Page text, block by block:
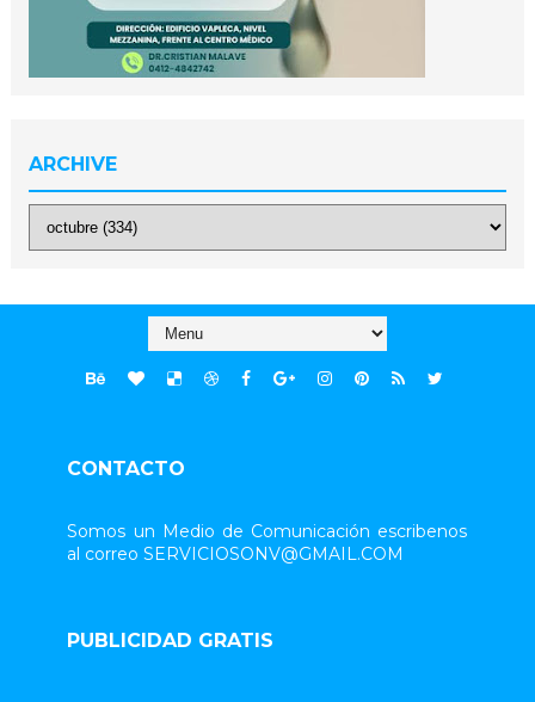
ARCHIVE
CONTACTO
Somos un Medio de Comunicación escribenos
al correo SERVICIOSONV@GMAIL.COM
PUBLICIDAD GRATIS